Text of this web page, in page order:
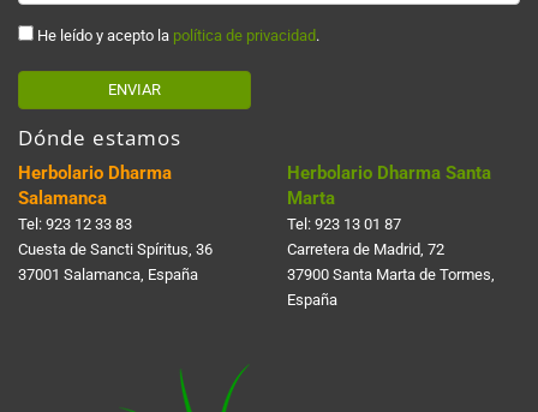
He leído y acepto la política de privacidad .
ENVIAR
Dónde estamos
Herbolario Dharma
Salamanca
Tel: 923 12 33 83
Cuesta de Sancti Spí­ritus, 36
37001 Salamanca, España
Herbolario Dharma Santa
Marta
Tel: 923 13 01 87
Carretera de Madrid, 72
37900 Santa Marta de Tormes,
España